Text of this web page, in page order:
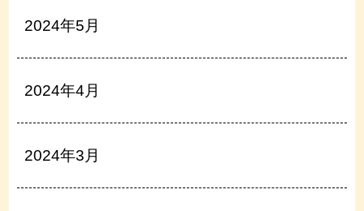
2024年5月
2024年4月
2024年3月